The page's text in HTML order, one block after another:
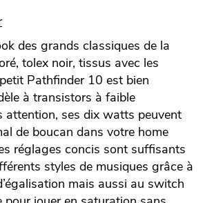
des grands classiques de la
tolex noir, tissus avec les
Pathfinder 10 est bien
à transistors à faible
attention, ses dix watts peuvent
de boucan dans votre home
réglages concis sont suffisants
styles de musiques grâce à
mais aussi au switch